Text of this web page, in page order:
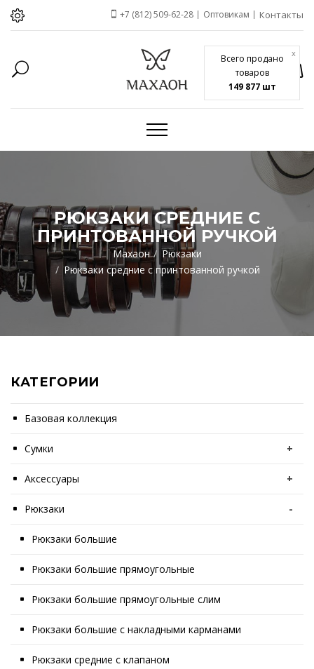
Всего продано
товаров
149 877 шт
x
+7 (812) 509-62-28 Оптовикам Контакты
РЮКЗАКИ СРЕДНИЕ С
ПРИНТОВАННОЙ РУЧКОЙ
Махаон
Рюкзаки
Рюкзаки средние с принтованной ручкой
КАТЕГОРИИ
Базовая коллекция
Сумки +
Аксессуары +
Рюкзаки -
Рюкзаки большие
Рюкзаки большие прямоугольные
Рюкзаки большие прямоугольные слим
Рюкзаки большие с накладными карманами
Рюкзаки средние с клапаном